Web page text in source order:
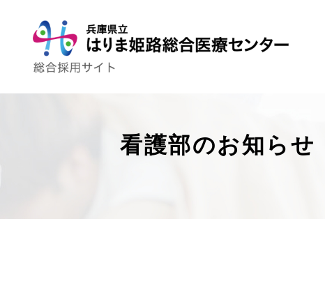
トップページ
看護部のお知らせ